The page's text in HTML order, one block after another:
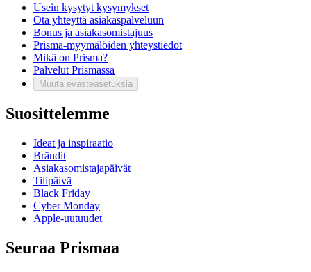
Usein kysytyt kysymykset
Ota yhteyttä asiakaspalveluun
Bonus ja asiakasomistajuus
Prisma-myymälöiden yhteystiedot
Mikä on Prisma?
Palvelut Prismassa
Muuta evästeasetuksia
Suosittelemme
Ideat ja inspiraatio
Brändit
Asiakasomistajapäivät
Tilipäivä
Black Friday
Cyber Monday
Apple-uutuudet
Seuraa Prismaa